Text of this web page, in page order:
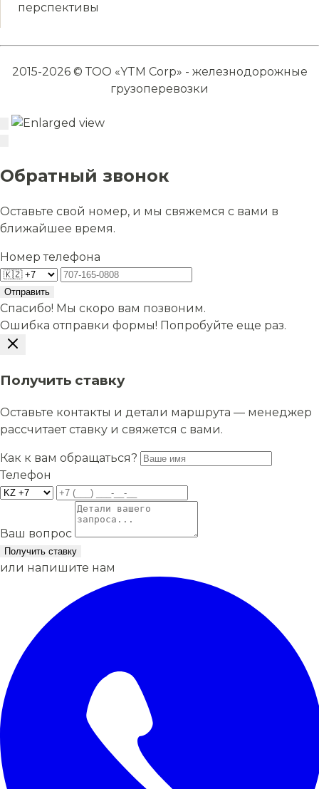
перспективы
2015-2026 © ТОО «YTM Corp» - железнодорожные
грузоперевозки
Обратный звонок
Оставьте свой номер, и мы свяжемся с вами в
ближайшее время.
Номер телефона
Отправить
Спасибо! Мы скоро вам позвоним.
Ошибка отправки формы! Попробуйте еще раз.
Получить ставку
Оставьте контакты и детали маршрута — менеджер
рассчитает ставку и свяжется с вами.
Как к вам обращаться?
Телефон
Ваш вопрос
Получить ставку
или напишите нам